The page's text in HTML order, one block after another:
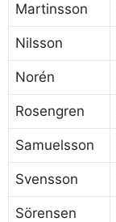
Martinsson
Nilsson
Norén
Rosengren
Samuelsson
Svensson
Sörensen